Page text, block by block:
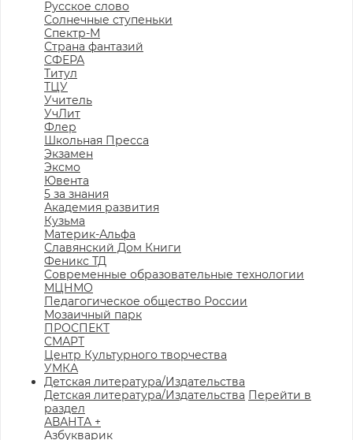
Русское слово
Солнечные ступеньки
Спектр-М
Страна фантазий
СФЕРА
Титул
ТЦУ
Учитель
УчЛит
Флер
Школьная Пресса
Экзамен
Эксмо
Ювента
5 за знания
Академия развития
Кузьма
Материк-Альфа
Славянский Дом Книги
Феникс ТД
Современные образовательные технологии
МЦНМО
Педагогическое общество России
Мозаичный парк
ПРОСПЕКТ
СМАРТ
Центр Культурного творчества
УМКА
Детская литература/Издательства
Детская литература/Издательства Перейти в
раздел
АВАНТА +
Азбукварик